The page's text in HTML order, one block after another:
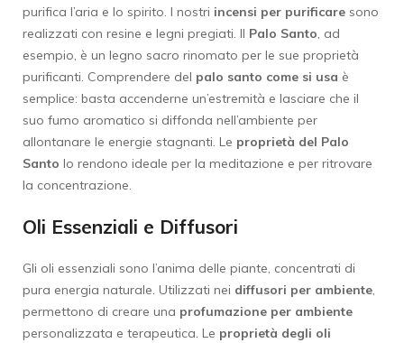
purifica l’aria e lo spirito. I nostri incensi per purificare sono
realizzati con resine e legni pregiati. Il Palo Santo, ad
esempio, è un legno sacro rinomato per le sue proprietà
purificanti. Comprendere del palo santo come si usa è
semplice: basta accenderne un’estremità e lasciare che il
suo fumo aromatico si diffonda nell’ambiente per
allontanare le energie stagnanti. Le proprietà del Palo
Santo lo rendono ideale per la meditazione e per ritrovare
la concentrazione.
Oli Essenziali e Diffusori
Gli oli essenziali sono l’anima delle piante, concentrati di
pura energia naturale. Utilizzati nei diffusori per ambiente,
permettono di creare una profumazione per ambiente
personalizzata e terapeutica. Le proprietà degli oli